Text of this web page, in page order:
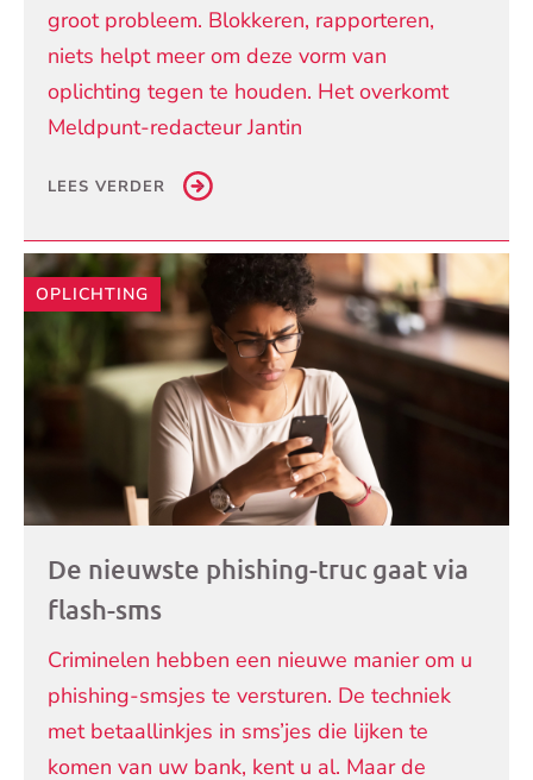
groot probleem. Blokkeren, rapporteren,
niets helpt meer om deze vorm van
oplichting tegen te houden. Het overkomt
Meldpunt-redacteur Jantin
LEES VERDER
OPLICHTING
De nieuwste phishing-truc gaat via
flash-sms
Criminelen hebben een nieuwe manier om u
phishing-smsjes te versturen. De techniek
met betaallinkjes in sms’jes die lijken te
komen van uw bank, kent u al. Maar de